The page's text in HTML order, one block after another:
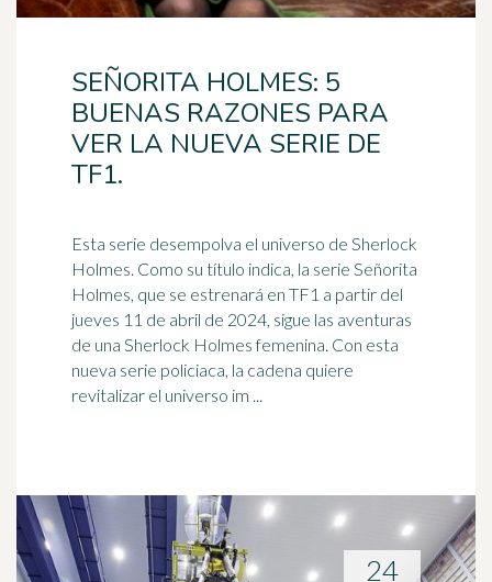
SEÑORITA HOLMES: 5
BUENAS RAZONES PARA
VER LA NUEVA SERIE DE
TF1.
Esta serie desempolva el universo de Sherlock
Holmes. Como su título indica, la serie Señorita
Holmes, que se estrenará en TF1 a partir del
jueves 11 de abril de 2024, sigue las aventuras
de una Sherlock Holmes femenina. Con esta
nueva serie policiaca, la cadena quiere
revitalizar el universo im ...
24